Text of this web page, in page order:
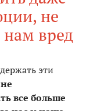
не
нам вред
эти
все больше